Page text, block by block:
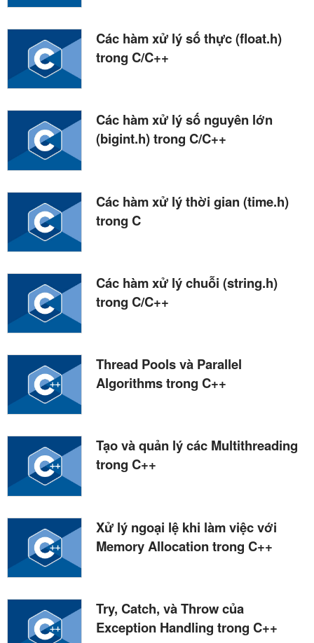
Các hàm xử lý số thực (float.h)
trong C/C++
Các hàm xử lý số nguyên lớn
(bigint.h) trong C/C++
Các hàm xử lý thời gian (time.h)
trong C
Các hàm xử lý chuỗi (string.h)
trong C/C++
Thread Pools và Parallel
Algorithms trong C++
Tạo và quản lý các Multithreading
trong C++
Xử lý ngoại lệ khi làm việc với
Memory Allocation trong C++
Try, Catch, và Throw của
Exception Handling trong C++